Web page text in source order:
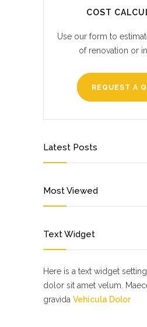
COST
Use our form to
of renovation or
REQUEST A
Latest Posts
Most Viewed
Text Widget
Here is a text widget
dolor sit amet velum.
gravida Vehicula Dolor